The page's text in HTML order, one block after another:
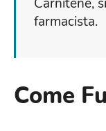
Carnitene,
farmacista.
Come